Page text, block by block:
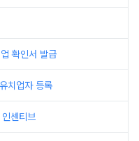
확인서 발급
치업자 등록
센티브